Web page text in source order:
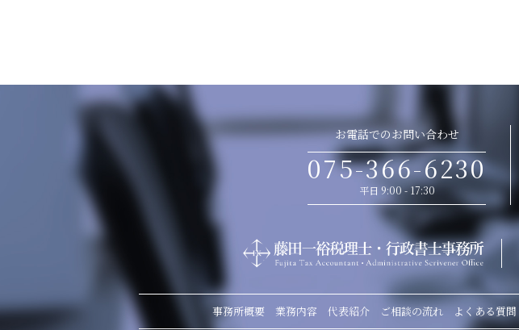
お電話でのお問い合わせ
075-366-6230
平日 9:00 - 17:30
事務所概要 業務内容 代表紹介 ご相談の流れ よくある質問